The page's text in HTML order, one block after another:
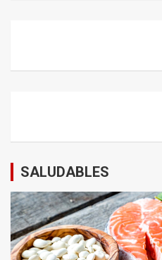
SALUDABLES